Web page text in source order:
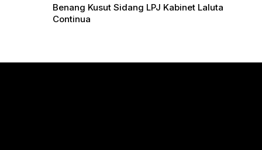
Benang Kusut Sidang LPJ Kabinet Laluta
Continua